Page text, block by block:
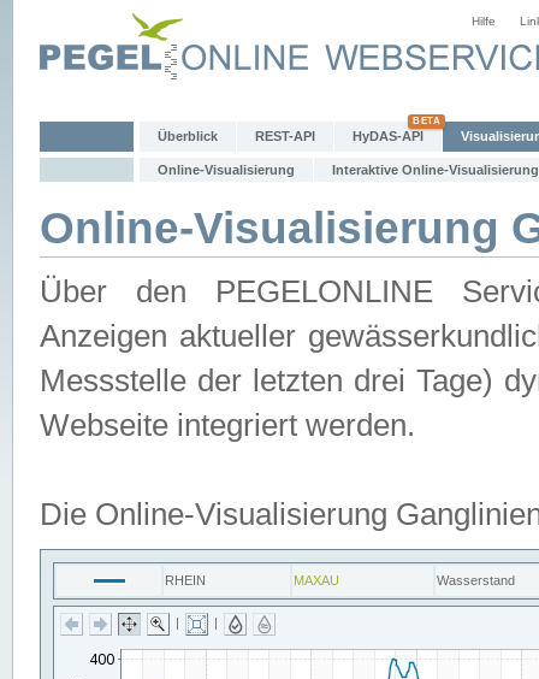
Hilfe
Überblick REST-API HyDAS-API
Online-Visualisierung Interaktive Online-Visualisierung
Online-Visualisierung
Über den PEGELONLINE
Anzeigen aktueller
Messstelle der letzten drei Tage)
Webseite integriert werden.
Die Online-Visualisierung